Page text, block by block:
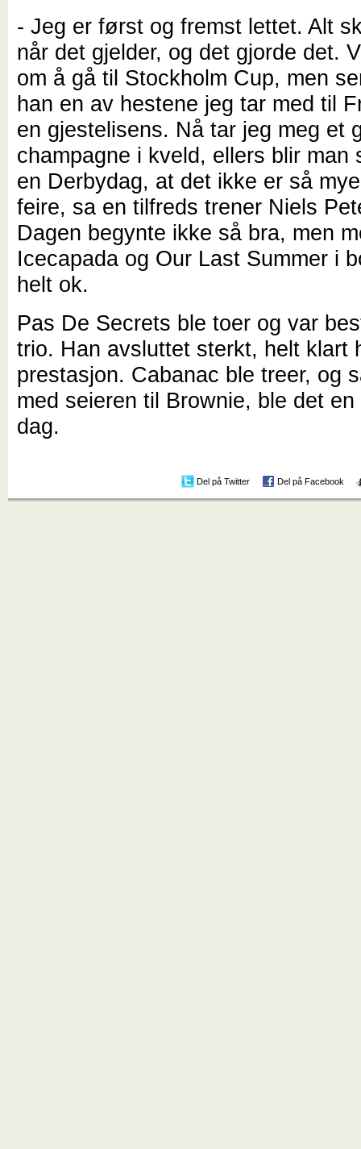
- Jeg er først og fremst lettet. Alt
når det gjelder, og det gjorde det.
om å gå til Stockholm Cup, men
han en av hestene jeg tar med til
en gjestelisens. Nå tar jeg meg et
champagne i kveld, ellers blir man
en Derbydag, at det ikke er så
feire, sa en tilfreds trener Niels
Dagen begynte ikke så bra, men
Icecapada og Our Last Summer i
helt ok.
Pas De Secrets ble toer og var
trio. Han avsluttet sterkt, helt klart
prestasjon. Cabanac ble treer, og
med seieren til Brownie, ble det
dag.
Del på Twitter Del på Facebook